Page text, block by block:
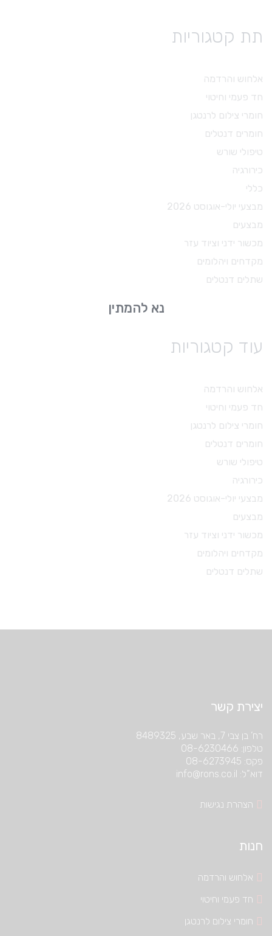
נא להמתין
תת קטגוריות
אלחוש והרדמה
חד פעמי וחיטוי
חומרי צילום לרנטגן
חומרים דנטלים
טיפולי שורש
כירורגיה
כללי
מבצעי יולי-אוגוסט 2026
מבצעים
מכשור ידני וציוד עזר
מקדחים ויהלומים
שתלים דנטלים
עוד קטגוריות
אלחוש והרדמה
חד פעמי וחיטוי
חומרי צילום לרנטגן
חומרים דנטלים
טיפולי שורש
כירורגיה
מבצעי יולי-אוגוסט 2026
מבצעים
מכשור ידני וציוד עזר
מקדחים ויהלומים
שתלים דנטלים
יצירת קשר
רח’ בן צבי 7, באר שבע, 8489325
טלפון: 08-6230466
פקס: 08-6273945
דוא”ל: info@rons.co.il
הצהרת נגישות
חנות
אלחוש והרדמה
חד פעמי וחיטוי
חומרי צילום לרנטגן